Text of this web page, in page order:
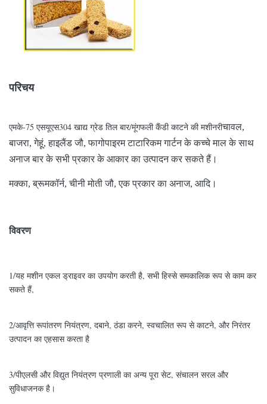
परिचय
एमके-75 एसयूएस304 खाद्य ग्रेड तिल बार/मूंगफली कैंडी काटने की मशीनरीचावल,
बाजरा, गेहूं, हाइलैंड जौ, फागोपाइरम टाटारिकम गार्टन के कच्चे माल के साथ
अनाज बार के सभी प्रकार के आकार का उत्पादन कर सकते हैं।
मक्का, ब्रूमकॉर्न, चीनी मोती जौ, एक प्रकार का अनाज, आदि।
विवरण
1/यह मशीन एकल ड्राइवर का उपयोग करती है, सभी हिस्से समकालिक रूप से काम कर
सकते हैं,
2/आवृत्ति रूपांतरण नियंत्रण, दबाने, ठंडा करने, स्वचालित रूप से काटने, और निरंतर
उत्पादन का एहसास करता है
3/पीएलसी और विद्युत नियंत्रण प्रणाली का अन्य पूरा सेट, संचालन सरल और
सुविधाजनक है।